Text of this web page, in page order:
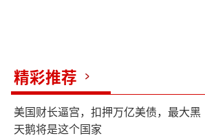
精彩推荐
美国财长逼宫，扣押万亿美债，最大黑
天鹅将是这个国家